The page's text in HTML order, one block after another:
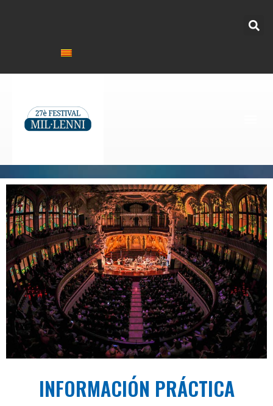
INFORMACIÓN PRÁCTICA